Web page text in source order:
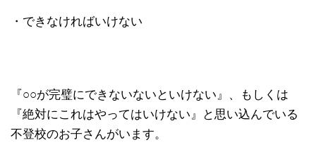
・できなければいけない
『○○が完璧にできないないといけない』、もしくは
『絶対にこれはやってはいけない』と思い込んでいる
不登校のお子さんがいます。